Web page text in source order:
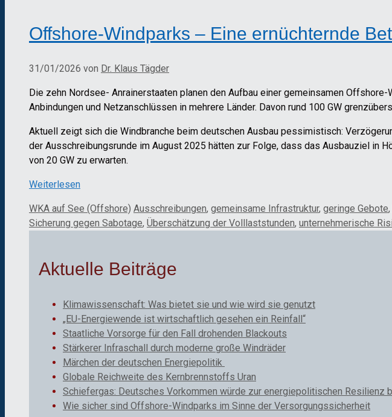
Offshore-Windparks – Eine ernüchternde
31/01/2026 von Dr. Klaus Tägder
Die zehn Nordsee- Anrainerstaaten planen den Aufbau einer gemeinsamen
Anbindungen und Netzanschlüssen in mehrere Länder. Davon rund 100 GW
Aktuell zeigt sich die Windbranche beim deutschen Ausbau pessimistisch:
der Ausschreibungsrunde im August 2025 hätten zur Folge, dass das Ausbauziel in
von 20 GW zu erwarten.
Weiterlesen
Kategorien
WKA auf See (Offshore) Schlagwörter
Ausschreibungen, gemeinsame Infrastruktur, geringe Gebote,
Sicherung gegen Sabotage, Überschätzung der Volllaststunden, unternehmerische
Aktuelle Beiträge
Klimawissenschaft: Was bietet sie und wie wird sie genutzt
„EU-Energiewende ist wirtschaftlich gesehen ein Reinfall“
Staatliche Vorsorge für den Fall drohenden Blackouts
Stärkerer Infraschall durch moderne große Windräder
Märchen der deutschen Energiepolitik
Globale Reichweite des Kernbrennstoffs Uran
Schiefergas: Deutsches Vorkommen würde zur energiepolitischen Resilienz
Wie sicher sind Offshore-Windparks im Sinne der Versorgungssicherheit